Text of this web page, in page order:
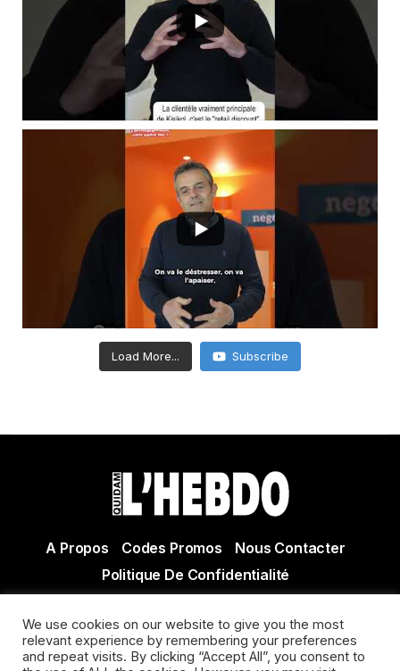
Load More... Subscribe
A Propos Codes Promos
Nous Contacter
Politique De Confidentialité
Actualité Agen - Actualité en lot et Garonne - Actualité
Villeneuve sur Lot
We use cookies on our website to give you the most
relevant experience by remembering your preferences
and repeat visits. By clicking “Accept All”, you consent to